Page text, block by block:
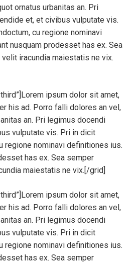
ornatus urbanitas an. Pri
et, et civibus vulputate vis.
cu regione nominavi
nusquam prodesset has ex. Sea
iracundia maiestatis ne vix.
ipsum dolor sit amet,
his ad. Porro falli dolores an vel,
an. Pri legimus docendi
vulputate vis. Pri in dicit
regione nominavi definitiones ius.
has ex. Sea semper
maiestatis ne vix.[/grid]
ipsum dolor sit amet,
his ad. Porro falli dolores an vel,
an. Pri legimus docendi
vulputate vis. Pri in dicit
regione nominavi definitiones ius.
has ex. Sea semper